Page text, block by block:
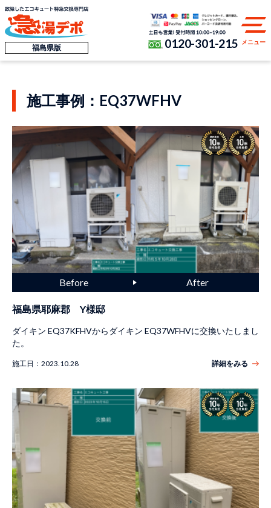
福島県版 0120-301-215 メニュー
施工事例：EQ37WFHV
福島県耶麻郡 Y様邸
ダイキン EQ37KFHVからダイキン EQ37WFHVに交換いたしまし
た。
施工日： 2023.10.28 詳細をみる